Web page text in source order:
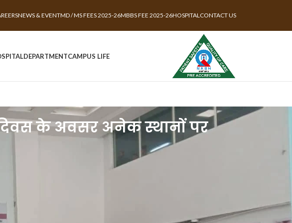
NEWS & EVENTMD / MS FEES 2025-26MBBS FEE 2025-26HOSPITALCONTACT US
DEPARTMENTCAMPUS LIFE
के अवसर अनेक स्थानों पर
पर निःशुल्क चिकित्सा एवं जाँच
मेडिसिन विभाग, महात्मा ज्योतिबा फुले रुहेलखंड विश्वविद्यालय स्वास्थ्य केन्द्र बरेली,